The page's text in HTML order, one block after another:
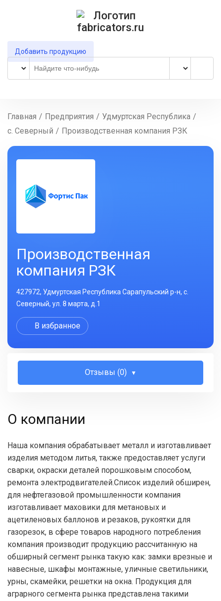
Добавить продукцию
Главная / Предприятия / Удмуртская Республика /
с. Северный / Производственная компания РЗК
Производственная
компания РЗК
427972, Удмуртская Республика Сарапульский р-н, с.
Северный, ул. 8 марта, д.1
В избранное
Отзывы (0)
О компании
Наша компания обрабатывает металл и изготавливает
изделия методом литья, также предоставляет услуги
сварки, окраски деталей порошковым способом,
ремонта электродвигателей.Список изделий обширен,
для нефтегазовой промышленности компания
изготавливает маховики для метановых и
ацетиленовых баллонов и резаков, рукоятки для
газорезок, в сфере товаров народного потребления
компания производит продукцию рассчитанную на
обширный сегмент рынка такую как: замки врезные и
навесные, шкафы монтажные, уличные светильники,
урны, скамейки, решетки на окна. Продукция для
аграрного сегмента рынка представлена такими